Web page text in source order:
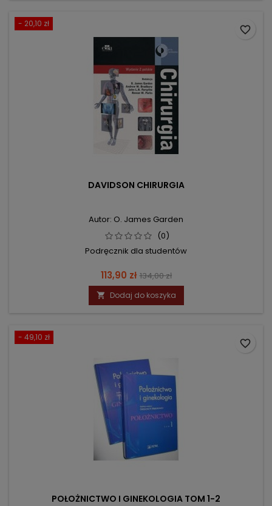
- 20,10 zł
DAVIDSON CHIRURGIA
Autor: O. James Garden
(0)
Podręcznik dla studentów
Cena
113,90 zł Cena
podstawowa
134,00 zł
 Dodaj do koszyka
favorite_border
- 49,10 zł
POŁOŻNICTWO I GINEKOLOGIA TOM 1-2
favorite_border